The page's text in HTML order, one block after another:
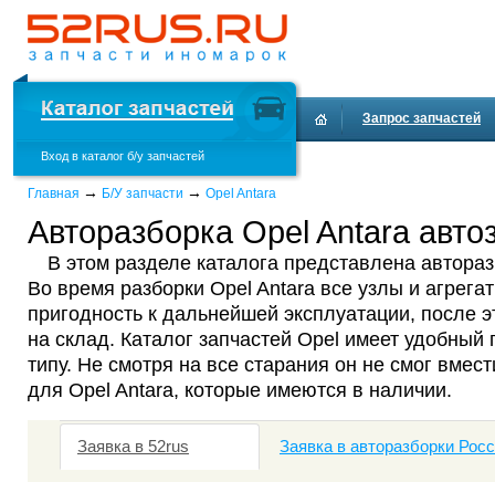
Вход в каталог б/у запчастей
Запрос запчастей
Главная → Б/У запчасти → Opel Antara
Авторазборка Opel Antara
В этом разделе каталога представлена
Во время разборки Opel Antara все узлы и
пригодность к дальнейшей эксплуатации, после
на склад. Каталог запчастей Opel имеет удобный
типу. Не смотря на все старания он не смог
для Opel Antara, которые имеются в наличии.
Заявка в 52rus Заявка в авторазборки